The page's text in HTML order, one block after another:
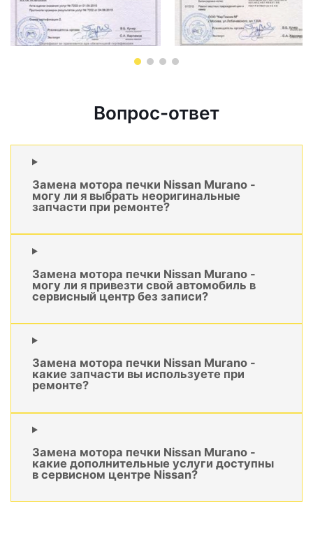
Вопрос-ответ
Замена мотора печки Nissan Murano -
могу ли я выбрать неоригинальные
запчасти при ремонте?
Замена мотора печки Nissan Murano -
могу ли я привезти свой автомобиль в
сервисный центр без записи?
Замена мотора печки Nissan Murano -
какие запчасти вы используете при
ремонте?
Замена мотора печки Nissan Murano -
какие дополнительные услуги доступны
в сервисном центре Nissan?